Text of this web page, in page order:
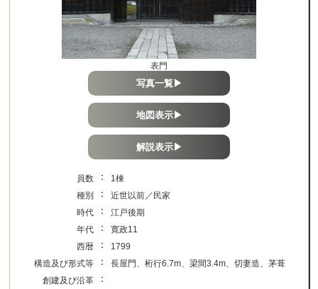
表門
写真一覧▶
地図表示▶
解説表示▶
員数 ：
1棟
種別
：
近世以前／民家
時代
：
江戸後期
年代
：
寛政11
西暦
：
1799
構造及び形式等
：
長屋門、桁行6.7m、梁間3.4m、切妻造、茅葺
創建及び沿革
：